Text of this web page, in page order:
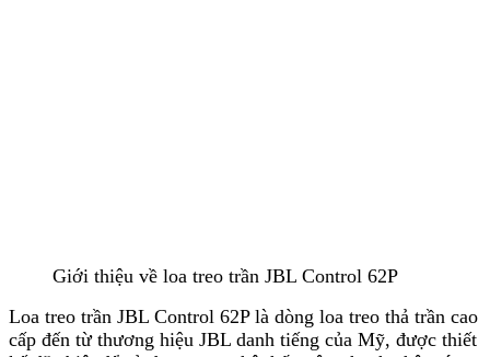
Giới thiệu về loa treo trần JBL Control 62P
Loa treo trần JBL Control 62P là dòng loa treo thả trần cao
cấp đến từ thương hiệu JBL danh tiếng của Mỹ, được thiết